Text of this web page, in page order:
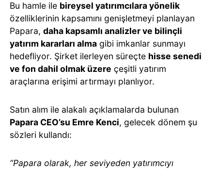
Bu hamle ile bireysel yatırımcılara yönelik
özelliklerinin kapsamını genişletmeyi planlayan
Papara, daha kapsamlı analizler ve bilinçli
yatırım kararları alma gibi imkanlar sunmayı
hedefliyor. Şirket ilerleyen süreçte hisse senedi
ve fon dahil olmak üzere çeşitli yatırım
araçlarına erişimi artırmayı planlıyor.
Satın alım ile alakalı açıklamalarda bulunan
Papara CEO’su Emre Kenci, gelecek dönem şu
sözleri kullandı:
“Papara olarak, her seviyeden yatırımcıyı